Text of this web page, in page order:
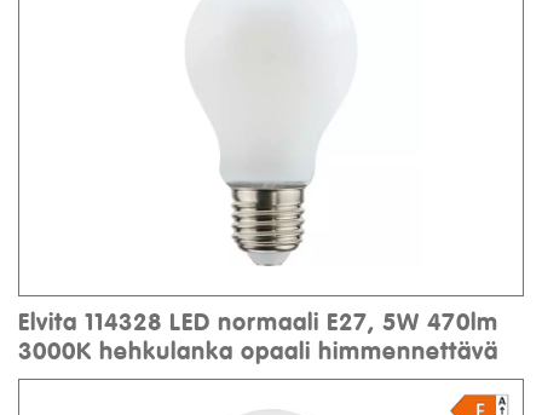
Elvita 114328 LED normaali E27, 5W 470lm
3000K hehkulanka opaali himmennettävä